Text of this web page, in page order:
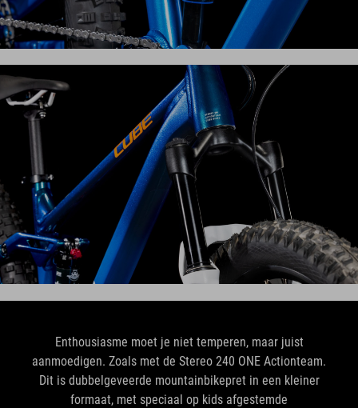
Enthousiasme moet je niet temperen, maar juist
aanmoedigen. Zoals met de Stereo 240 ONE Actionteam.
Dit is dubbelgeveerde mountainbikepret in een kleiner
formaat, met speciaal op kids afgestemde